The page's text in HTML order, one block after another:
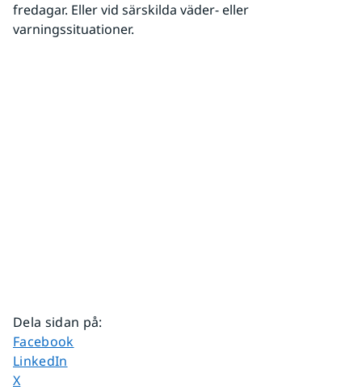
fredagar. Eller vid särskilda väder- eller
varningssituationer.
Dela sidan på:
Dela sidan på
Facebook
Dela sidan på
LinkedIn
Dela sidan på
X